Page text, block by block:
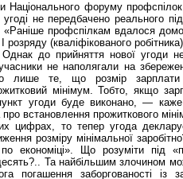
Національного форуму
не передбачено реального
«Раніше профспілкам вдалося
розряду (кваліфікованого
Однак до прийняття нової угоди
не наполягали на
лише те, що розмір зарплати
мінімум. Тобто, якщо
угоди буде виконано, —
встановлення прожиткового
цифрах, то тепер угода
розміру мінімальної
по економіці». Що розуміти під
Та найбільшим злочином
погашення заборгованості із